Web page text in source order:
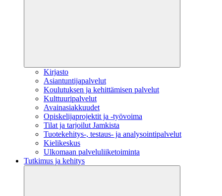
Kirjasto
Asiantuntijapalvelut
Koulutuksen ja kehittämisen palvelut
Kulttuuripalvelut
Avainasiakkuudet
Opiskelijaprojektit​ ja -työvoima
Tilat ja tarjoilut Jamkista
Tuotekehitys-, testaus- ja analysointipalvelut
Kielikeskus
Ulkomaan palveluliiketoiminta
Tutkimus ja kehitys